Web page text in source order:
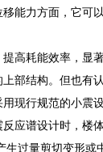
能力方面，它
高耗能效率，显
部结构。但也有
现行规范的小
应谱设计时，楼
过量剪切变形或